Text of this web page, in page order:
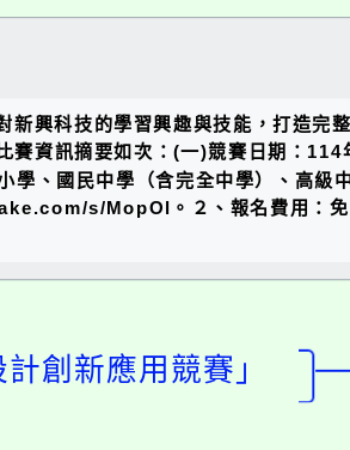
興科技的學習興趣與技能，打造完整
賽資訊摘要如次：(一)競賽日期：114
學、國民中學（含完全中學）、高級
s/MopOl。２、報名費用：免
創新應用競賽」